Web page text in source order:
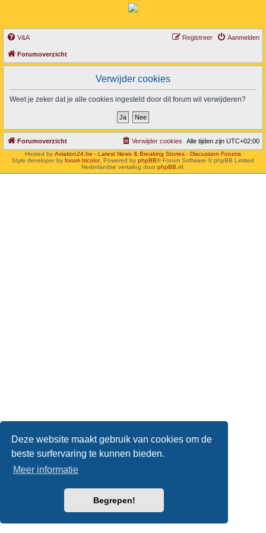
Deze website maakt gebruik van cookies om de
beste surfervaring te kunnen bieden.
Meer informatie
Begrepen!
V&A Aanmelden
Registreer
Forumoverzicht
Verwijder cookies
Weet je zeker dat je alle cookies ingesteld door dit forum wil verwijderen?
Forumoverzicht Alle tijden zijn UTC+02:00
Verwijder cookies
Hosted by Aviation24.be - Latest News & Breaking Stories - Discussion Forums
Style developer by forum tricolor, Powered by phpBB® Forum Software © phpBB Limited
Nederlandse vertaling doorphpBB.nl